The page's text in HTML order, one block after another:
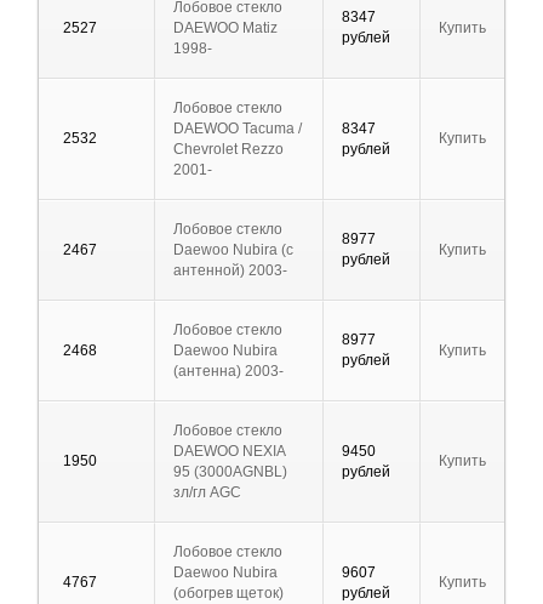
2527
Лобовое стекло
DAEWOO Matiz
1998-
8347
рублей
Купить
2532
Лобовое стекло
DAEWOO Tacuma /
Chevrolet Rezzo
2001-
8347
рублей
Купить
2467
Лобовое стекло
Daewoo Nubira (с
антенной) 2003-
8977
рублей
Купить
2468
Лобовое стекло
Daewoo Nubira
(антенна) 2003-
8977
рублей
Купить
1950
Лобовое стекло
DAEWOO NEXIA
95 (3000AGNBL)
зл/гл AGC
9450
рублей
Купить
4767
Лобовое стекло
Daewoo Nubira
(обогрев щеток)
9607
рублей
Купить